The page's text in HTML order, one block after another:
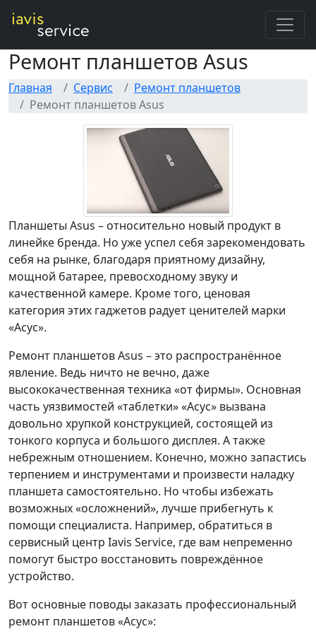
Ремонт планшетов Asus
Главная Сервис
Ремонт планшетов
Ремонт планшетов Asus
Планшеты Asus – относительно новый продукт в
линейке бренда. Но уже успел себя зарекомендовать
себя на рынке, благодаря приятному дизайну,
мощной батарее, превосходному звуку и
качественной камере. Кроме того, ценовая
категория этих гаджетов радует ценителей марки
«Асус».
Ремонт планшетов Asus – это распространённое
явление. Ведь ничто не вечно, даже
высококачественная техника «от фирмы». Основная
часть уязвимостей «таблетки» «Асус» вызвана
довольно хрупкой конструкцией, состоящей из
тонкого корпуса и большого дисплея. А также
небрежным отношением. Конечно, можно запастись
терпением и инструментами и произвести наладку
планшета самостоятельно. Но чтобы избежать
возможных «осложнений», лучше прибегнуть к
помощи специалиста. Например, обратиться в
сервисный центр Iavis Service, где вам непременно
помогут быстро восстановить повреждённое
устройство.
Вот основные поводы заказать профессиональный
ремонт планшетов «Асус»: